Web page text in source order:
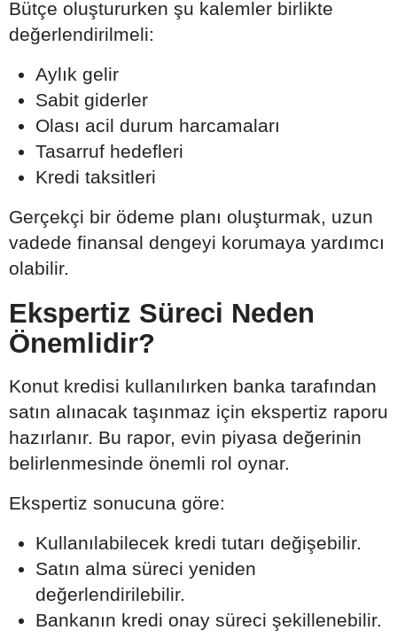
Bütçe oluştururken şu kalemler birlikte
değerlendirilmeli:
Aylık gelir
Sabit giderler
Olası acil durum harcamaları
Tasarruf hedefleri
Kredi taksitleri
Gerçekçi bir ödeme planı oluşturmak, uzun
vadede finansal dengeyi korumaya yardımcı
olabilir.
Ekspertiz Süreci Neden
Önemlidir?
Konut kredisi kullanılırken banka tarafından
satın alınacak taşınmaz için ekspertiz raporu
hazırlanır. Bu rapor, evin piyasa değerinin
belirlenmesinde önemli rol oynar.
Ekspertiz sonucuna göre:
Kullanılabilecek kredi tutarı değişebilir.
Satın alma süreci yeniden
değerlendirilebilir.
Bankanın kredi onay süreci şekillenebilir.